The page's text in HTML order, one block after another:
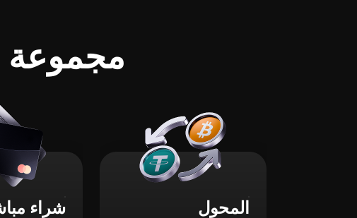
مجموعة
المحول شراء